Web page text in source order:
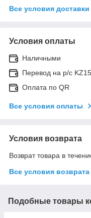
Все условия доставки
Условия оплаты
Наличными
Перевод на р/с
Оплата по QR
Все условия оплаты
Условия возврата
Возврат товара в
Все условия возврата
Подобные товары